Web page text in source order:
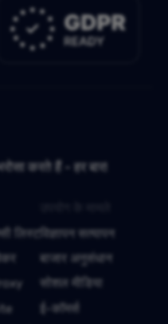
करते हैं - हर बार!
लिस्ट विज्ञापन सत्यापन
बाजार अनुसंधान
सोशल मीडिया
ई-कॉमर्स